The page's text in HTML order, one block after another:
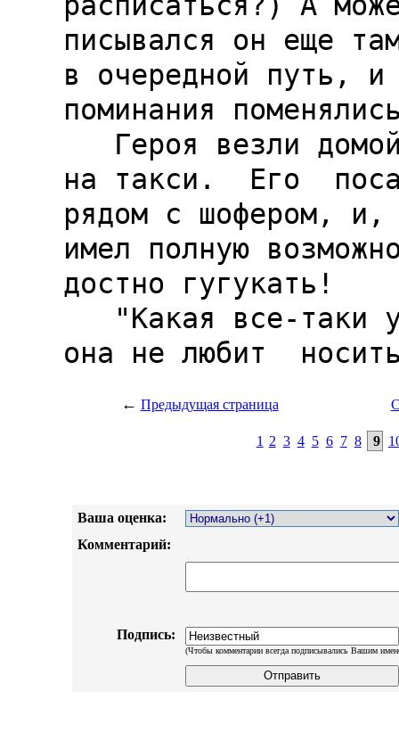
← Предыдущая страница
1 2 3 4 5 6 7 8 9
Ваша оценка:
Комментарий:
Подпись:
(Чтобы комментарии всегда подписывались Вашим